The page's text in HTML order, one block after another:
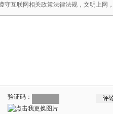
守互联网相关政策法律法规，文明上网
验证码：